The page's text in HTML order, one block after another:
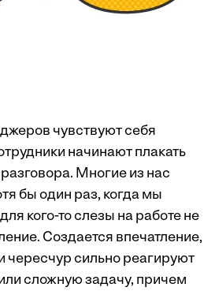
чувствуют себя
начинают плакать
Многие из нас
бы один раз, когда мы
кого-то слезы на работе не
Создается впечатление,
чересчур сильно реагируют
сложную задачу, причем